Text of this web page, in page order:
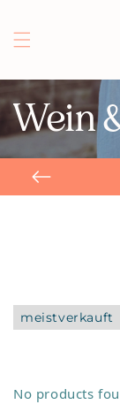
Inhalt
Wein
No products